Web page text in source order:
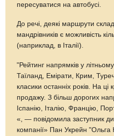
пересуватися на автобусі.
До речі, деякі маршрути
мандрівників є можливість
(наприклад, в Італії).
"Рейтинг напрямків у
Таїланд, Емірати, Крим,
класики останніх років. На
продажу. З більш дорогих
Іспанію, Італію, Францію,
«, — повідомила заступник
компанії» Пан Укрейн